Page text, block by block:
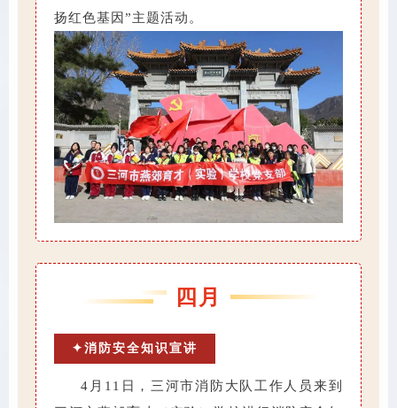
扬红色基因”主题活动。
四月
✦消防安全知识宣讲
4月11日，三河市消防大队工作人员来到